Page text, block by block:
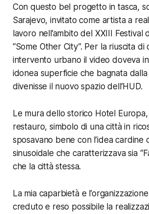
Con questo bel progetto in tasca,
Sarajevo, invitato come artista a
lavoro nell’ambito del XXIII Festival
“Some Other City”. Per la riuscita di
intervento urbano il video doveva
idonea superficie che bagnata
divenisse il nuovo spazio dell’HUD.
Le mura dello storico Hotel
restauro, simbolo di una città in
sposavano bene con l’idea cardine
sinusoidale che caratterizzava sia
che la città stessa.
La mia caparbietà e
creduto e reso possibile la